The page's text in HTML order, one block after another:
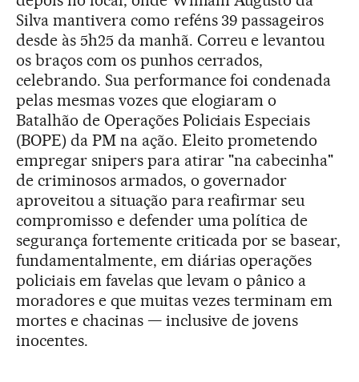
Silva mantivera como reféns 39 passageiros
desde às 5h25 da manhã. Correu e levantou
os braços com os punhos cerrados,
celebrando. Sua performance foi condenada
pelas mesmas vozes que elogiaram o
Batalhão de Operações Policiais Especiais
(BOPE) da PM na ação. Eleito prometendo
empregar snipers para atirar "na cabecinha"
de criminosos armados, o governador
aproveitou a situação para reafirmar seu
compromisso e defender uma política de
segurança fortemente criticada por se basear,
fundamentalmente, em diárias operações
policiais em favelas que levam o pânico a
moradores e que muitas vezes terminam em
mortes e chacinas — inclusive de jovens
inocentes.